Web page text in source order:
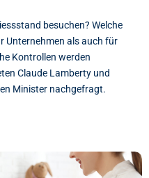
besuchen? Welche
Unternehmen als auch für
Kontrollen werden
Claude Lamberty und
Minister nachgefragt.